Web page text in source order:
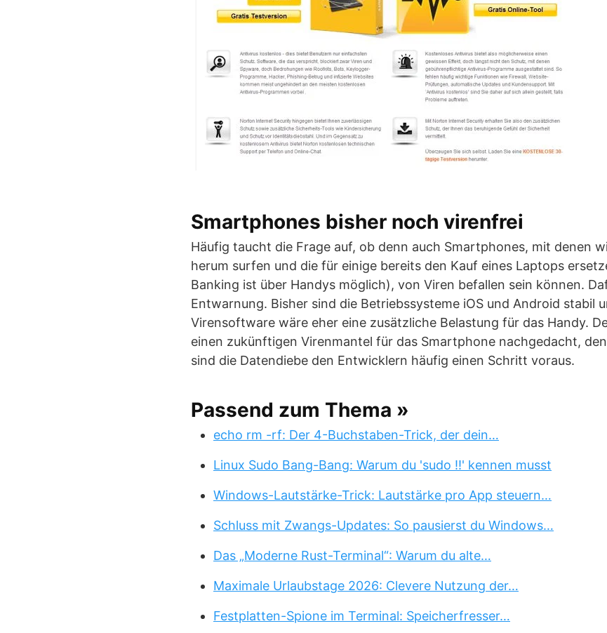
Smartphones bisher noch virenfrei
Häufig taucht die Frage auf, ob denn auch Smartphones, mit denen
herum surfen und die für einige bereits den Kauf eines Laptops
Banking ist über Handys möglich), von Viren befallen sein können.
Entwarnung. Bisher sind die Betriebssysteme iOS und Android stabil
Virensoftware wäre eher eine zusätzliche Belastung für das Handy.
einen zukünftigen Virenmantel für das Smartphone nachgedacht,
sind die Datendiebe den Entwicklern häufig einen Schritt voraus.
Passend zum Thema »
echo rm -rf: Der 4-Buchstaben-Trick, der dein…
Linux Sudo Bang-Bang: Warum du 'sudo !!' kennen musst
Windows-Lautstärke-Trick: Lautstärke pro App steuern…
Schluss mit Zwangs-Updates: So pausierst du Windows…
Das „Moderne Rust-Terminal“: Warum du alte…
Maximale Urlaubstage 2026: Clevere Nutzung der…
Festplatten-Spione im Terminal: Speicherfresser…